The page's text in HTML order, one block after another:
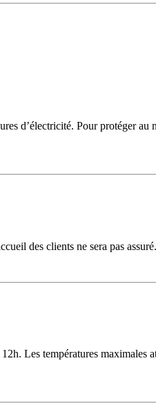
d’électricité. Pour protéger
des clients ne sera pas assuré.
Les températures maximales